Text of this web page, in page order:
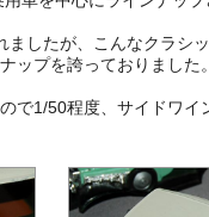
したが、こんなクラシ
ップを誇っておりました。
で1/50程度、サイドワイ